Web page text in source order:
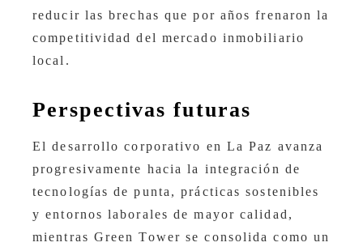
reducir las brechas que por años frenaron la
competitividad del mercado inmobiliario
local.
Perspectivas futuras
El desarrollo corporativo en La Paz avanza
progresivamente hacia la integración de
tecnologías de punta, prácticas sostenibles
y entornos laborales de mayor calidad,
mientras Green Tower se consolida como un